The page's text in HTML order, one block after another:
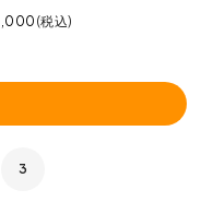
税込
3